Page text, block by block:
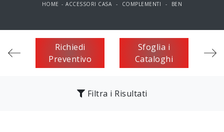
HOME - ACCESSORI CASA - COMPLEMENTI - BEN
Richiedi
Preventivo
Sfoglia i
Cataloghi
Filtra i Risultati